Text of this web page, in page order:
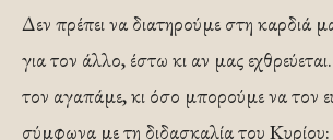
Δεν πρέπει να διατηρούμε στη καρδιά
για τον άλλο, έστω κι αν μας
τον αγαπάμε, κι όσο μπορούμε να τον
σύμφωνα με τη διδασκαλία του